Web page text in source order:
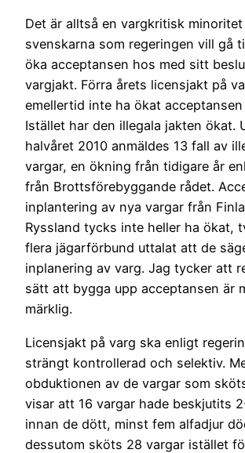
Det är alltså en vargkritisk
svenskarna som regeringen vill gå
öka acceptansen hos med sitt
vargjakt. Förra årets licensjakt på
emellertid inte ha ökat
Istället har den illegala jakten ökat.
halvåret 2010 anmäldes 13 fall av
vargar, en ökning från tidigare år
från Brottsförebyggande rådet.
inplantering av nya vargar från
Ryssland tycks inte heller ha ökat,
flera jägarförbund uttalat att de
inplanering av varg. Jag tycker att
sätt att bygga upp acceptansen är
märklig.
Licensjakt på varg ska enligt
strängt kontrollerad och selektiv.
obduktionen av de vargar som
visar att 16 vargar hade beskjutits
innan de dött, minst fem alfadjur
dessutom sköts 28 vargar istället